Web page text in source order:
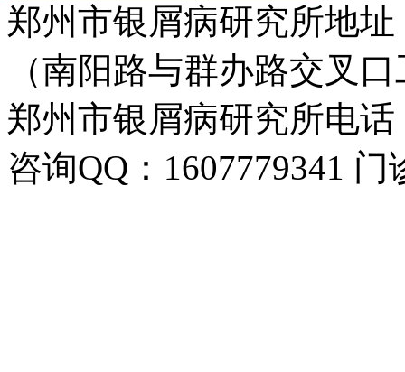
郑州市银屑病研究所地
（南阳路与群办路交叉
郑州市银屑病研究所电话
咨询QQ：1607779341